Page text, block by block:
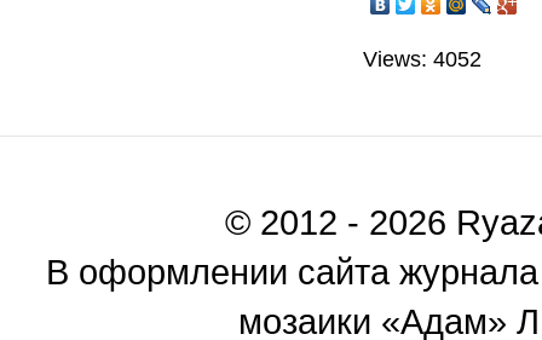
Views: 4052
© 2012 - 2026
В оформлении сайта
мозаики «Адам»